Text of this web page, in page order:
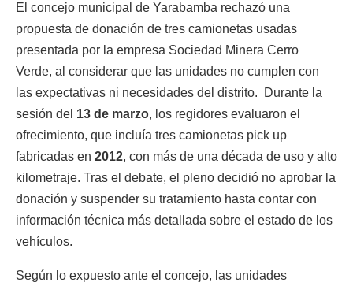
El concejo municipal de Yarabamba rechazó una
propuesta de donación de tres camionetas usadas
presentada por la empresa Sociedad Minera Cerro
Verde, al considerar que las unidades no cumplen con
las expectativas ni necesidades del distrito. Durante la
sesión del 13 de marzo, los regidores evaluaron el
ofrecimiento, que incluía tres camionetas pick up
fabricadas en 2012, con más de una década de uso y alto
kilometraje. Tras el debate, el pleno decidió no aprobar la
donación y suspender su tratamiento hasta contar con
información técnica más detallada sobre el estado de los
vehículos.
Según lo expuesto ante el concejo, las unidades